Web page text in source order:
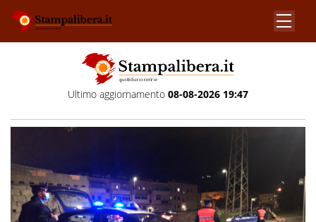
Ultimo aggiornamento 08-08-2026 19:47